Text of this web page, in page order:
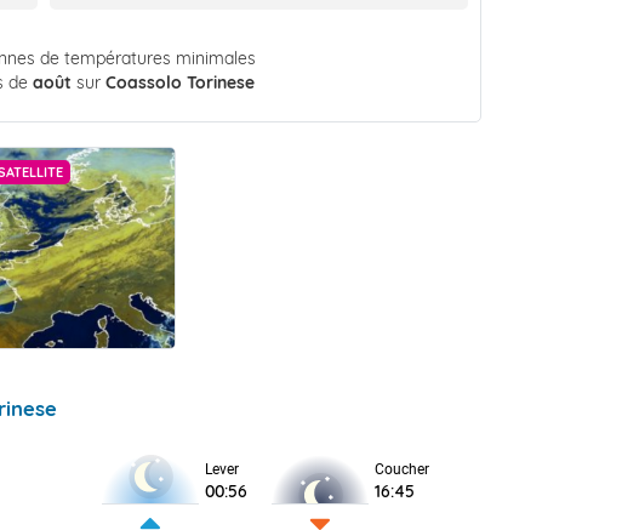
de températures minimales
deaoût surCoassolo Torinese
Lever
00:56
Coucher
16:45